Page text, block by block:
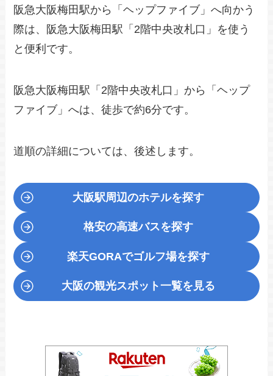
阪急大阪梅田駅から「ヘップファイブ」へ向かう
際は、阪急大阪梅田駅「2階中央改札口」を使う
と便利です。
阪急大阪梅田駅「2階中央改札口」から「ヘップ
ファイブ」へは、徒歩で約6分です。
道順の詳細については、後述します。
大阪駅周辺のホテルを探す
格安の高速バスを探す
楽天GORAでゴルフ場を探す
大阪の観光スポット一覧を見る